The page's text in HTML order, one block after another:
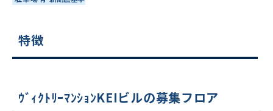
特徴
ｳﾞｨｸﾄﾘｰﾏﾝｼｮﾝKEIビルの募集フロア